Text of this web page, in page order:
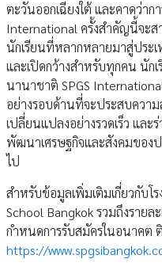
ตะวันออกเฉียงใต้ และคาดว่าก
International ครั้งสำคัญนี้จะ
นักเรียนที่หลากหลายมาสู่ประ
และเปิดกว้างสำหรับทุกคน นักเ
นานาชาติ SPGS
อย่างรอบด้านที่จะประสบควา
เปลี่ยนแปลงอย่างรวดเร็ว แล
พัฒนาเศรษฐกิจและสังคมของ
ไป
สำหรับข้อมูลเพิ่มเติมเกี่ยวกับโ
School Bangkok รวมถึงรายล
กำหนดการรับสมัครในอนาคต
https://